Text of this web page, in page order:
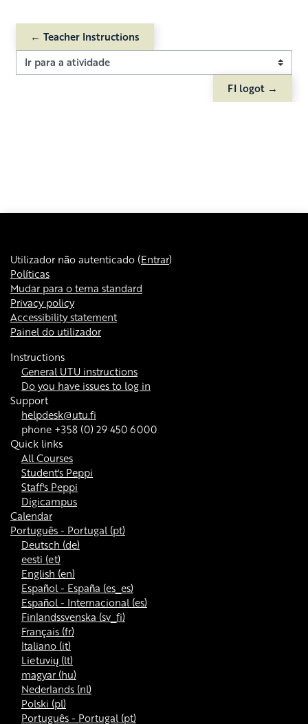
← Teacher Instructions
Ir para a atividade
FI logot →
Utilizador não autenticado (Entrar)
Políticas
Mudar para o tema standard
Privacy policy
Accessibility statement
Painel do utilizador
Instructions
General UTU instructions
Do you have issues to log in
Support
helpdesk@utu.fi
phone +358 (0) 29 450 6000
Quick links
All Courses
Student's Peppi
Staff's Peppi
Digicampus
Calendar
Português - Portugal ‎(pt)‎
Deutsch ‎(de)‎
eesti ‎(et)‎
English ‎(en)‎
Español - España ‎(es_es)‎
Español - Internacional ‎(es)‎
Finlandssvenska ‎(sv_fi)‎
Français ‎(fr)‎
Italiano ‎(it)‎
Lietuvių ‎(lt)‎
magyar ‎(hu)‎
Nederlands ‎(nl)‎
Polski ‎(pl)‎
Português - Portugal ‎(pt)‎